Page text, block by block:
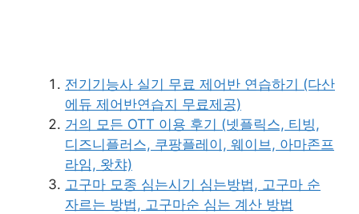
전기기능사 실기 무료 제어반 연습하기 (다산
에듀 제어반연습지 무료제공)
거의 모든 OTT 이용 후기 (넷플릭스, 티빙,
디즈니플러스, 쿠팡플레이, 웨이브, 아마존프
라임, 왓챠)
고구마 모종 심는시기 심는방법, 고구마 순
자르는 방법, 고구마순 심는 계산 방법